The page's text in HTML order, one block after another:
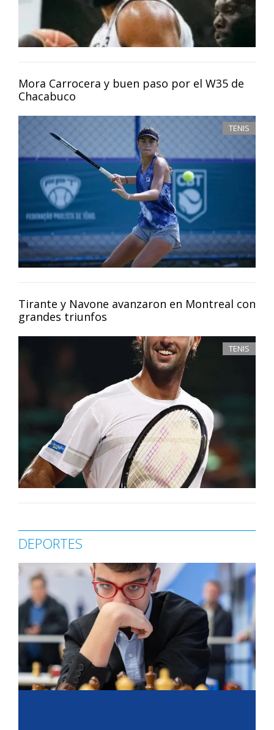
Mora Carrocera y buen paso por el W35 de
Chacabuco
TENIS
Tirante y Navone avanzaron en Montreal con
grandes triunfos
TENIS
DEPORTES